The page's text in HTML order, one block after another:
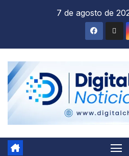
7 de agosto de